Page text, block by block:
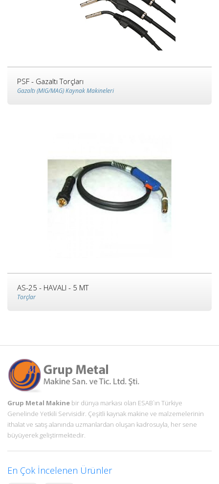
PSF - Gazaltı Torçları
Gazaltı (MIG/MAG) Kaynak Makineleri
AS-25 - HAVALI - 5 MT
Torçlar
Grup Metal Makine bir dünya markası olan ESAB`ın Türkiye
Genelinde Yetkili Servisidir. Çeşitli kaynak makine ve malzemelerinin
ithalat ve satış alanında uzmanlardan oluşan kadrosuyla, her sene
büyüyerek geliştirmektedir.
En Çok İncelenen Ürünler